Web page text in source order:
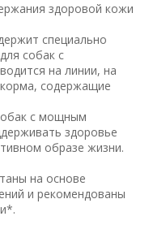
здоровой кожи
специально
собак с
на линии, на
содержащие
с мощным
здоровье
образе жизни.
на основе
и рекомендованы